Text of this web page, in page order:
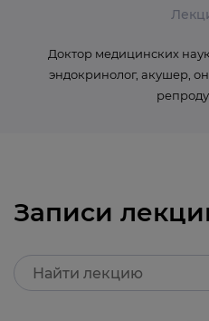
Доктор медицинских
эндокринолог, акушер,
Записи